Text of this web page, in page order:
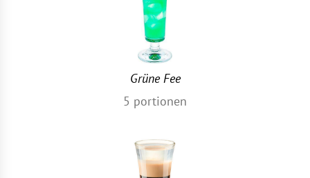
Grüne Fee
5 portionen